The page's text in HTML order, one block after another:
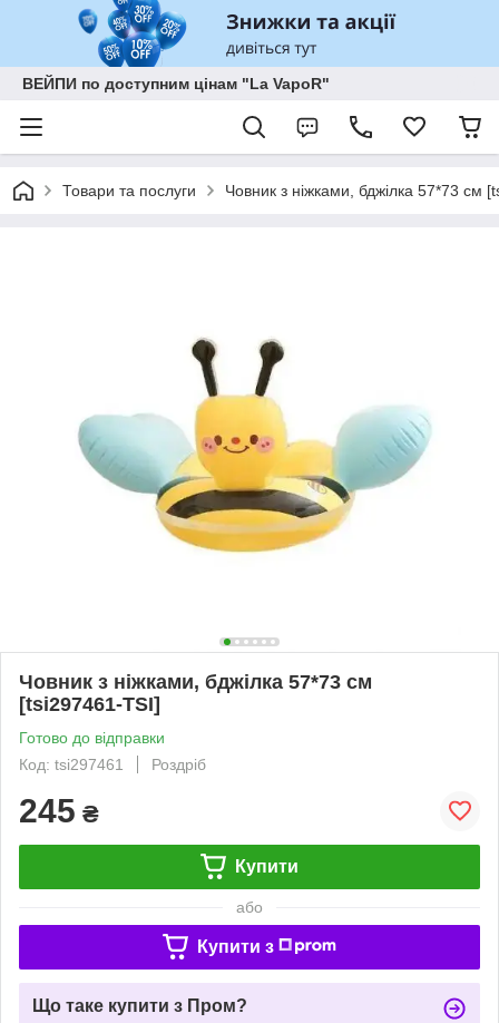
ВЕЙПИ по доступним цінам "La VapoR"
Товари та послуги Човник з ніжками, бджілка 57*73 см
Човник з ніжками, бджілка 57*73 см
[tsi297461-TSI]
Готово до відправки
Код: tsi297461
Роздріб
245 ₴
Купити
або
Купити з
Що таке купити з Пром?